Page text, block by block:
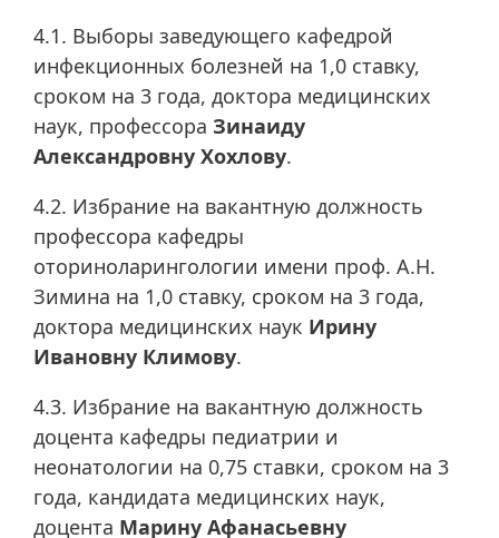
4.1. Выборы заведующего кафедрой
инфекционных болезней на 1,0 ставку,
сроком на 3 года, доктора медицинских
наук, профессора Зинаиду
Александровну Хохлову.
4.2. Избрание на вакантную должность
профессора кафедры
оториноларингологии имени проф. А.Н.
Зимина на 1,0 ставку, сроком на 3 года,
доктора медицинских наук Ирину
Ивановну Климову.
4.3. Избрание на вакантную должность
доцента кафедры педиатрии и
неонатологии на 0,75 ставки, сроком на 3
года, кандидата медицинских наук,
доцента Марину Афанасьевну